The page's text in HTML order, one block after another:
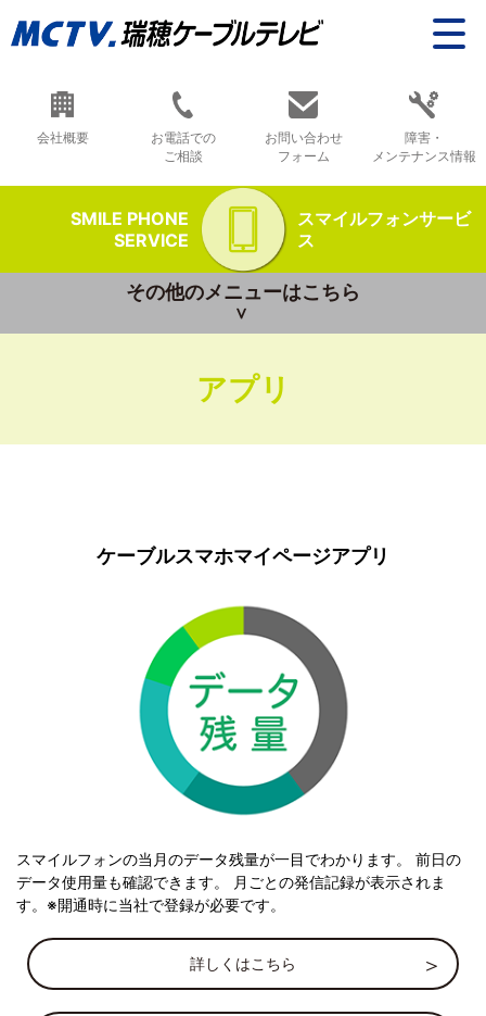
会社概要
お電話での
ご相談
お問い合わせ
フォーム
障害・
メンテナンス情報
SMILE PHONE
SERVICE
スマイルフォンサービ
ス
その他のメニューはこちら
アプリ
ケーブルスマホマイページアプリ
スマイルフォンの当月のデータ残量が一目でわかります。 前日の
データ使用量も確認できます。 月ごとの発信記録が表示されま
す。※開通時に当社で登録が必要です。
詳しくはこちら